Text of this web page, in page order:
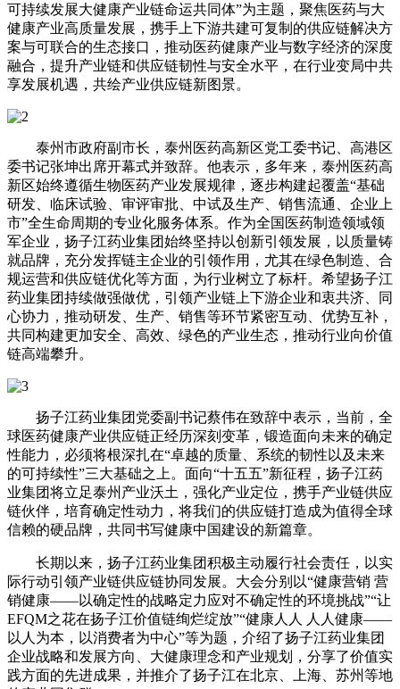
可持续发展大健康产业链命运共同体”为主题，聚焦医药与大
健康产业高质量发展，携手上下游共建可复制的供应链解决方
案与可联合的生态接口，推动医药健康产业与数字经济的深度
融合，提升产业链和供应链韧性与安全水平，在行业变局中共
享发展机遇，共绘产业供应链新图景。
泰州市政府副市长，泰州医药高新区党工委书记、高港区
委书记张坤出席开幕式并致辞。他表示，多年来，泰州医药高
新区始终遵循生物医药产业发展规律，逐步构建起覆盖“基础
研发、临床试验、审评审批、中试及生产、销售流通、企业上
市”全生命周期的专业化服务体系。作为全国医药制造领域领
军企业，扬子江药业集团始终坚持以创新引领发展，以质量铸
就品牌，充分发挥链主企业的引领作用，尤其在绿色制造、合
规运营和供应链优化等方面，为行业树立了标杆。希望扬子江
药业集团持续做强做优，引领产业链上下游企业和衷共济、同
心协力，推动研发、生产、销售等环节紧密互动、优势互补，
共同构建更加安全、高效、绿色的产业生态，推动行业向价值
链高端攀升。
扬子江药业集团党委副书记蔡伟在致辞中表示，当前，全
球医药健康产业供应链正经历深刻变革，锻造面向未来的确定
性能力，必须将根深扎在“卓越的质量、系统的韧性以及未来
的可持续性”三大基础之上。面向“十五五”新征程，扬子江药
业集团将立足泰州产业沃土，强化产业定位，携手产业链供应
链伙伴，培育确定性动力，将我们的供应链打造成为值得全球
信赖的硬品牌，共同书写健康中国建设的新篇章。
长期以来，扬子江药业集团积极主动履行社会责任，以实
际行动引领产业链供应链协同发展。大会分别以“健康营销 营
销健康——以确定性的战略定力应对不确定性的环境挑战”“让
EFQM之花在扬子江价值链绚烂绽放”“健康人人 人人健康——
以人为本，以消费者为中心”等为题，介绍了扬子江药业集团
企业战略和发展方向、大健康理念和产业规划，分享了价值实
践方面的先进成果，并推介了扬子江在北京、上海、苏州等地